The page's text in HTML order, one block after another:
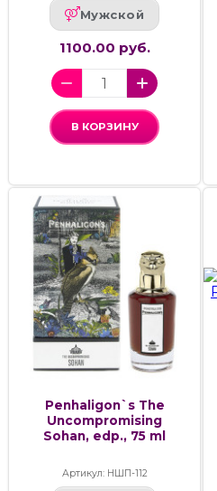
Мужской
1100.00 руб.
В КОРЗИНУ
Penhaligon`s The
Uncompromising
Sohan, edp., 75 ml
Артикул: НШП-112